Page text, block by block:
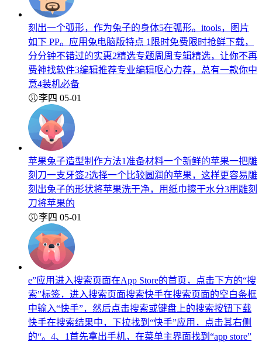
刻出一个弧形，作为兔子的身体5在弧形。itools，图片
如下 PP。应用兔电脑版特点 1限时免费限时抢鲜下载，
分分钟不错过的实惠2精选专题周周专辑精选，让你不再
费神找软件3编辑推荐专业编辑呕心力荐，总有一款你中
意4装机必备
李四 05-01
苹果兔子造型制作方法1准备材料一个新鲜的苹果一把雕
刻刀一支牙签2选择一个比较圆润的苹果，这样更容易雕
刻出兔子的形状将苹果洗干净，用纸巾擦干水分3用雕刻
刀将苹果的
李四 05-01
e”应用进入搜索页面在App Store的首页，点击下方的“搜
索”标签，进入搜索页面搜索快手在搜索页面的空白条框
中输入“快手”，然后点击搜索或键盘上的搜索按钮下载
快手在搜索结果中，下拉找到“快手”应用，点击其右侧
的“。4、1首先拿出手机，在菜单主界面找到“app store”